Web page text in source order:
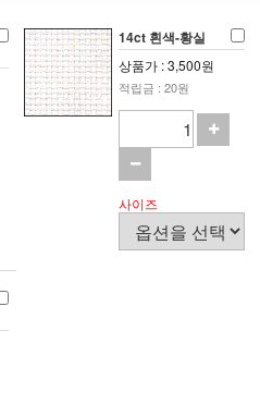
14ct 흰색-황실
상품가 : 3,500원
적립금 : 20원
사이즈